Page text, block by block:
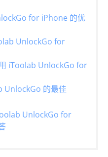
for iPhone 的优
UnlockGo for
iToolab UnlockGo for
UnlockGo 的最佳
UnlockGo for